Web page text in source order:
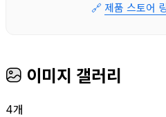
🔗 제품 스토어
이미지 갤러리
4개